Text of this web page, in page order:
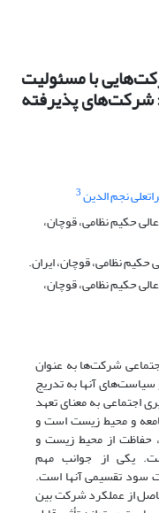
با مسئولیت
شرکت‌های پذیرفته
نجم الدین3
حکیم نظامی، قوچان،
نظامی، قوچان، ایران.
حکیم نظامی، قوچان،
شرکت‌ها به عنوان
آنها به تدریج
اجتماعی به معنای تعهد
و محیط زیست است و
حفاظت از محیط زیست و
یکی از جوانب مهم
سود تقسیمی آنها است.
از عملکرد شرکت بین